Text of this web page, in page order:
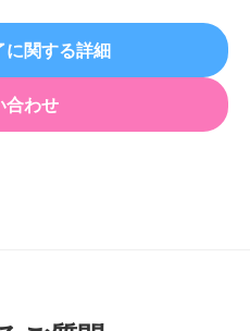
に関する詳細
合わせ